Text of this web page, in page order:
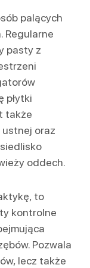
palących
Regularne
pasty z
płytki
także
ustnej oraz
oddech.
to
kontrolne
Pozwala
lecz także